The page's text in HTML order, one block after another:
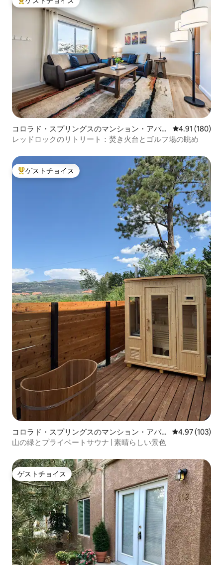
大好評のゲストチョイスです。
コロラド・スプリングスのマンション・アパー
ト
レビュー180
4.91 (180)
レッドロックのリトリート：焚き火台とゴルフ場の眺め
大好評のゲストチョイスです。
ゲストチョイス
コロラド・スプリングスのマンション・アパ
ート
レビュー103
4.97 (103)
山の緑とプライベートサウナ | 素晴らしい景色
ゲストチョイス
ゲストチョイス